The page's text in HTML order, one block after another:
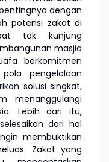
dengan
potensi zakat di
tak kunjung
masjid
berkomitmen
pengelolaan
solusi singkat,
menanggulangi
Lebih dari itu,
dari hal
membuktikan
Zakat yang